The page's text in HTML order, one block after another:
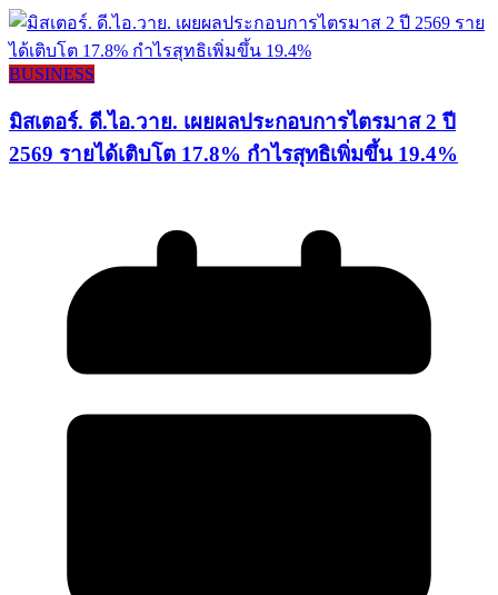
BUSINESS
มิสเตอร์. ดี.ไอ.วาย. เผยผลประกอบการไตรมาส 2 ปี
2569 รายได้เติบโต 17.8% กำไรสุทธิเพิ่มขึ้น 19.4%